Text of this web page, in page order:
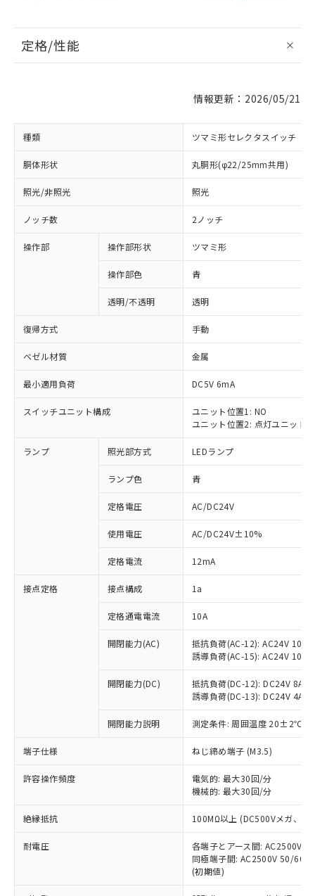
定格/性能
情報更新：2026/05/21
種類 ツマミ形セレクタスイッチ
胴体形状 丸胴形(φ22/25mm共用)
照光/非照光 照光
ノッチ数 2ノッチ
操作部 操作部形状 ツマミ形
操作部色 青
透明/不透明 透明
復帰方式 手動
ベゼル材質 金属
最小適用負荷 DC5V 6mA
スイッチユニット構成
ユニット位置1: NO
ユニット位置2: 点灯ユニット
ランプ 照光部方式 LEDランプ
ランプ色 青
定格電圧 AC/DC24V
使用電圧 AC/DC24V±10%
定格電流 12mA
接点定格 接点構成 1a
定格通電電流 10A
開閉能力(AC)
抵抗負荷(AC-12): AC24V 10A/
誘導負荷(AC-15): AC24V
開閉能力(DC)
抵抗負荷(DC-12): DC24V 8A/
誘導負荷(DC-13): DC24V 4A/
開閉能力説明 測定条件: 周囲温度 20±2℃、
端子仕様 ねじ締め端子 (M3.5)
許容操作頻度
電気的: 最大30回/分
機械的: 最大30回/分
絶縁抵抗 100MΩ以上 (DC500Vメガ、点
耐電圧
各端子とアース間: AC2500V
同極端子間: AC2500V 50/
(初期値)
ご利用条件
以下の条件をお読みいただき、同意のうえ
ご利用ください。
本サービスは、当社制御機器事業取扱
商品の当社在庫状況および標準価格
(税抜)を提供させていただくもので
当社制御機器事業取扱商品の中には、
本サービスの対象外となる商品もある
ことをご了承ください。
在庫状況および標準価格照会結果は、
記載している更新日時点での社内デー
タに基づき作成されるものであり、閲
覧された時点での実際の在庫および標
準価格とは異なる場合があることをご
※1 対応状況
対応済み：EU RoHS指令（10物質）の
非含有に対応した製品が提供可能な商品で
対応予定：EU RoHS指令（10物質）の非含
有に対応した製品に切り替える予定のある
対応予定なし：EU RoHS指令（10物質）の
非含有に非対応の商品で、対応品を出す予
定はありません。
調査・確認中：EU RoHS指令（10物質）の
非含有の対応状況を調査中または確認中の
非該当品：ライセンス料など無形物で、有
害物質有無と関係のない商品です。
仕入先様の事情により、非含有部品として
いたものが、含有品と判明した場合などや
むを得ず変更することがあります。
鉛(Pb) 1000ppm以下、 水銀(Hg) 1000ppm以下、 カド
六価クロム(Cr(Ⅵ)) 1000ppm以下、ポリ臭化ビフェニル
類(PBB) 1000ppm以下、ポリ臭化ジフェニルエーテル類
(PBDE) 1000ppm以下、フタル酸ビス(2-エチルヘキシ
※1 中国RoHS○×表
「○」：最大均質材料含有率が中国RoHSの
基準値以下であることを示します。
「×」：最大均質材料含有率が中国RoHSの
基準値を超えていることを示します。
「－」：未確認です。当社販売部門へお問
い合わせください。
*中国RoHS10物質の基準値 (GB/T26572)：
Pb(鉛) :1000ppm、 Hg(水銀) : 1000ppm、 Cd(カドミウ
Cr(Ⅵ)(六価クロム) : 1000ppm、 PBBs(ポリ臭化ビフェ
当社は、これら貴社製品のうち、外国
為替および外国貿易法に定める商品
（以下｢規制貨物等」という）を輸出
国政府の輸出許可(または役務取引許
可)を取得するなどの必要な手続きを